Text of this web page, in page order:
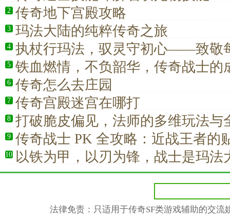
2 传奇地下宫殿攻略
3 玛法大陆的纯粹传奇之旅
4 执杖行玛法，驭灵守初心——致敬
江湖的道士职业
5 铁血燃情，不负韶华，传奇战士的
6 传奇怎么去庄园
7 传奇宫殿迷宫在哪打
8 打破脆皮偏见，法师的多维玩法与
9 传奇战士 PK 全攻略：近战王者的
10 以铁为甲，以刃为锋，战士是玛法
灭的战魂
法律免责：只适用于传奇SF类游戏辅助的交